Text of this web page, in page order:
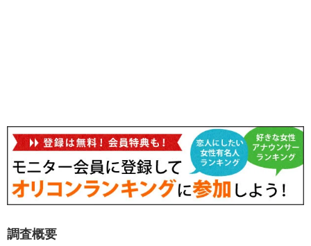
調査概要